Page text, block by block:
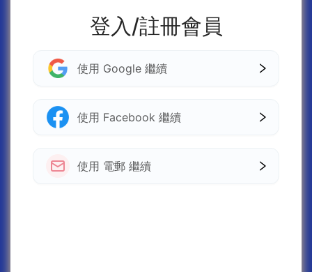
登入/註冊會員
使用 Google 繼續
使用 Facebook 繼續
使用 電郵 繼續